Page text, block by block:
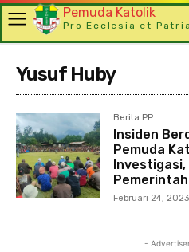
Pemuda Katolik
Pro Ecclesia et Patria
Yusuf Huby
Berita PP
Insiden
Pemuda
Investigasi,
Februari 24, 2023
-